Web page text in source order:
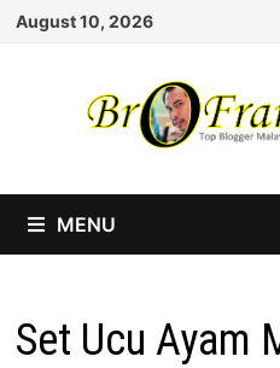
Skip
August 10, 2026
MENU
Set Ucu Ayam